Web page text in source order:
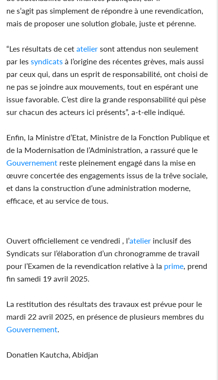
ne s’agit pas simplement de répondre à une revendication,
mais de proposer une solution globale, juste et pérenne.
“Les résultats de cetatelier sont attendus non seulement
par lessyndicats à l’origine des récentes grèves, mais aussi
par ceux qui, dans un esprit de responsabilité, ont choisi de
ne pas se joindre aux mouvements, tout en espérant une
issue favorable. C’est dire la grande responsabilité qui pèse
sur chacun des acteurs ici présents”, a-t-elle indiqué.
Enfin, la Ministre d’Etat, Ministre de la Fonction Publique et
de la Modernisation de l’Administration, a rassuré que le
Gouvernement reste pleinement engagé dans la mise en
œuvre concertée des engagements issus de la trêve sociale,
et dans la construction d’une administration moderne,
efficace, et au service de tous.
Ouvert officiellement ce vendredi , l’atelier inclusif des
Syndicats sur l’élaboration d’un chronogramme de travail
pour l’Examen de la revendication relative à la prime , prend
fin samedi 19 avril 2025.
La restitution des résultats des travaux est prévue pour le
mardi 22 avril 2025, en présence de plusieurs membres du
Gouvernement
Donatien Kautcha, Abidjan